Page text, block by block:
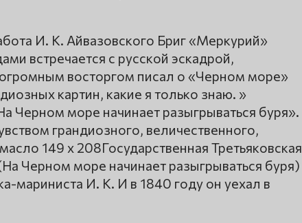
И. К. Айвазовского Бриг «Меркурий»
встречается с русской эскадрой,
восторгом писал о «Черном море»
картин, какие я только знаю. »
Черном море начинает разыгрываться буря».
грандиозного, величественного,
149 х 208Государственная Третьяковская
Черном море начинает разыгрываться буря)
мариниста И. К. И в 1840 году он уехал в